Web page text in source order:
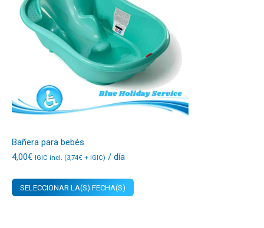
Bañera para bebés
4,00€ IGIC incl. (3,74€ + IGIC) / día
SELECCIONAR LA(S) FECHA(S)